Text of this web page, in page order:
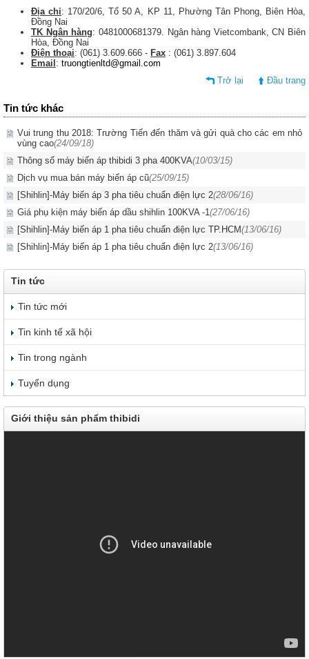
Địa chỉ: 170/20/6, Tổ 50 A, KP 11, Phường Tân Phong, Biên Hòa,
Đồng Nai
TK Ngân hàng: 0481000681379. Ngân hàng Vietcombank, CN Biên
Hòa, Đồng Nai
Điện thoại: (061) 3.609.666 - Fax : (061) 3.897.604
Email: truongtienltd@gmail.com
Trở lại
Đầu trang
Tin tức khác
Vui trung thu 2018: Trường Tiến đến thăm và gửi quà cho các em nhỏ
vùng cao(24/09/18)
Thông số máy biến áp thibidi 3 pha 400KVA(10/03/15)
Dịch vụ mua bán máy biến áp cũ(25/09/15)
[Shihlin]-Máy biến áp 3 pha tiêu chuẩn điện lực 2(28/06/16)
Giá phụ kiện máy biến áp dầu shihlin 100KVA -1(27/06/16)
[Shihlin]-Máy biến áp 1 pha tiêu chuẩn điện lực TP.HCM(13/06/16)
[Shihlin]-Máy biến áp 1 pha tiêu chuẩn điện lực 2(13/06/16)
Tin tức
Tin tức mới
Tin kinh tế xã hội
Tin trong ngành
Tuyển dụng
Giới thiệu sản phẩm thibidi